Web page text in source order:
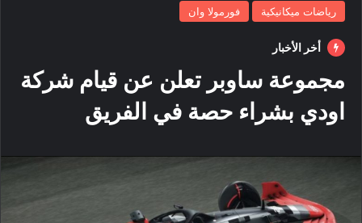
رياضات ميكانيكية فورمولا وان
أخر الأخبار
مجموعة ساوبر تعلن عن قيام شركة
اودي بشراء حصة في الفريق